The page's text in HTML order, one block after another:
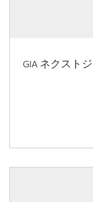
GIA ネクスト